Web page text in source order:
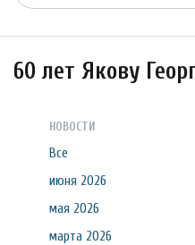
60 лет Якову
НОВОСТИ
Все
июня 2026
мая 2026
марта 2026